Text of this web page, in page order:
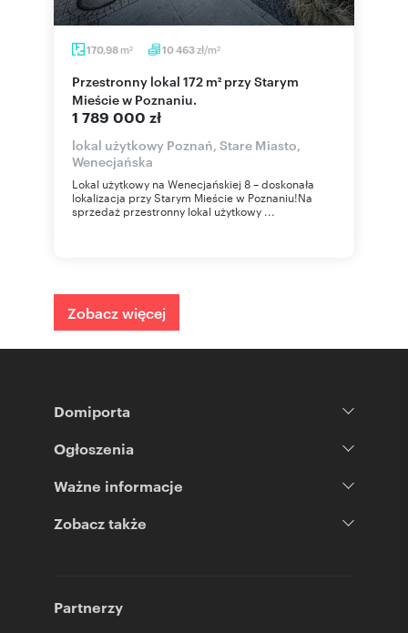
170,98 m2 10 463zł/m2
Przestronny lokal 172 m² przy Starym
Mieście w Poznaniu.
1 789 000 zł
lokal użytkowy Poznań, Stare Miasto,
Wenecjańska
Lokal użytkowy na Wenecjańskiej 8 – doskonała
lokalizacja przy Starym Mieście w Poznaniu!Na
sprzedaż przestronny lokal użytkowy ...
Zobacz więcej
Domiporta
Ogłoszenia
Ważne informacje
Zobacz także
Partnerzy